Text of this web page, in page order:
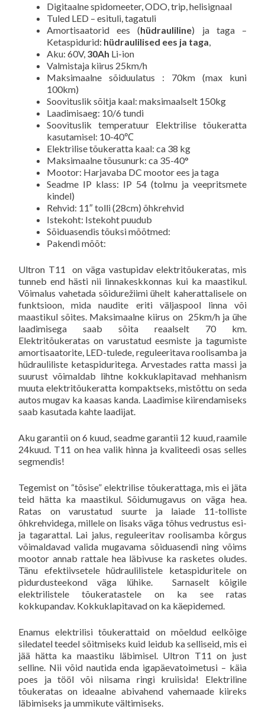
Digitaalne spidomeeter, ODO, trip, helisignaal
Tuled LED – esituli, tagatuli
Amortisaatorid ees (hüdrauliline) ja taga –
Ketaspidurid: hüdraulilised ees ja taga,
Aku: 60V, 30Ah Li-ion
Valmistaja kiirus 25km/h
Maksimaalne sõiduulatus : 70km (max kuni
100km)
Soovituslik sõitja kaal: maksimaalselt 150kg
Laadimisaeg: 10/6 tundi
Soovituslik temperatuur Elektrilise tõukeratta
kasutamisel: 10-40℃
Elektrilise tõukeratta kaal: ca 38 kg
Maksimaalne tõusunurk: ca 35-40°
Mootor: Harjavaba DC mootor ees ja taga
Seadme IP klass: IP 54 (tolmu ja veepritsmete
kindel)
Rehvid: 11″ tolli (28cm) õhkrehvid
Istekoht: Istekoht puudub
Sõiduasendis tõuksi mõõtmed:
Pakendi mõõt:
Ultron T11 on väga vastupidav elektritõukeratas, mis
tunneb end hästi nii linnakeskkonnas kui ka maastikul.
Võimalus vahetada sõidurežiimi ühelt kaherattalisele on
funktsioon, mida naudite eriti väljaspool linna või
maastikul sõites. Maksimaalne kiirus on 25km/h ja ühe
laadimisega saab sõita reaalselt 70 km.
Elektritõukeratas on varustatud eesmiste ja tagumiste
amortisaatorite, LED-tulede, reguleeritava roolisamba ja
hüdrauliliste ketaspiduritega. Arvestades ratta massi ja
suurust võimaldab lihtne kokkuklapitavad mehhanism
muuta elektritõukeratta kompaktseks, mistõttu on seda
autos mugav ka kaasas kanda. Laadimise kiirendamiseks
saab kasutada kahte laadijat.
Aku garantii on 6 kuud, seadme garantii 12 kuud, raamile
24kuud. T11 on hea valik hinna ja kvaliteedi osas selles
segmendis!
Tegemist on “tõsise” elektrilise tõukerattaga, mis ei jäta
teid hätta ka maastikul. Sõidumugavus on väga hea.
Ratas on varustatud suurte ja laiade 11-tolliste
õhkrehvidega, millele on lisaks väga tõhus vedrustus esi-
ja tagarattal. Lai jalus, reguleeritav roolisamba kõrgus
võimaldavad valida mugavama sõiduasendi ning võims
mootor annab rattale hea läbivuse ka rasketes oludes.
Tänu efektiivsetele hüdraulilistele ketaspiduritele on
pidurdusteekond väga lühike. Sarnaselt kõigile
elektrilistele tõukeratastele on ka see ratas
kokkupandav. Kokkuklapitavad on ka käepidemed.
Enamus elektrilisi tõukerattaid on mõeldud eelkõige
siledatel teedel sõitmiseks kuid leidub ka selliseid, mis ei
jää hätta ka maastiku läbimisel. Ultron T11 on just
selline. Nii võid nautida enda igapäevatoimetusi – käia
poes ja tööl või niisama ringi kruiisida! Elektriline
tõukeratas on ideaalne abivahend vahemaade kiireks
läbimiseks ja ummikute vältimiseks.